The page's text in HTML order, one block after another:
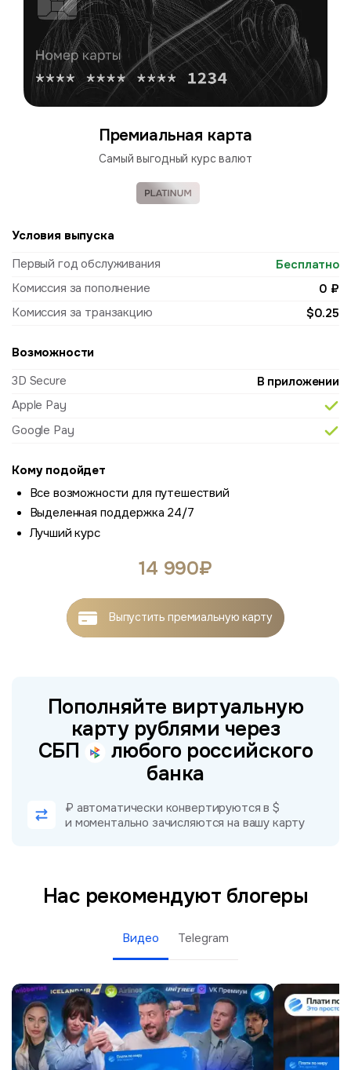
Премиальная карта
Cамый выгодный курс валют
Условия выпуска
Первый год обслуживания Бесплатно
Комиссия за пополнение 0 ₽
Комиссия за транзакцию $0.25
Возможности
3D Secure В приложении
Apple Pay
Google Pay
Кому подойдет
Все возможности для путешествий
Выделенная поддержка 24/7
Лучший курс
14 990₽
Выпустить премиальную карту
Пополняйте виртуальную
карту рублями через
СБП
любого российского
банка
₽ автоматически конвертируются в $
и моментально зачисляются на вашу карту
Нас рекомендуют блогеры
Видео Telegram